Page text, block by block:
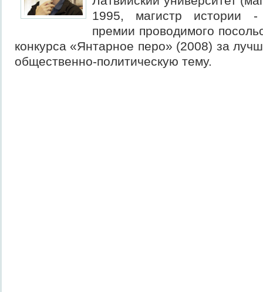
1995, магистр истории
премии проводимого
конкурса «Янтарное перо» (2008) за
общественно-политическую тему.